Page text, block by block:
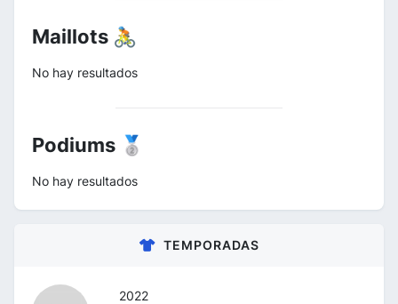
Maillots 🚴
No hay resultados
Podiums 🥈
No hay resultados
TEMPORADAS
2022